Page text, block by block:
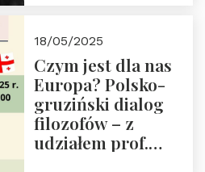
społeczny, członek
Kapituły Nagrody
im. Prezydenta
Lecha
Kaczyńskiego.
Wielki autorytet.
18/05/2025
Czym jest dla nas
Europa? Polsko-
gruziński dialog
filozofów – z
udziałem prof.